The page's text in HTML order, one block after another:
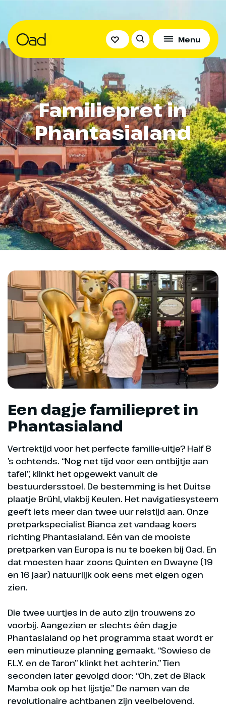
Menu
Familiepret in
Phantasialand
Een dagje familiepret in
Phantasialand
Vertrektijd voor het perfecte familie-uitje? Half 8
’s ochtends. “Nog net tijd voor een ontbijtje aan
tafel”, klinkt het opgewekt vanuit de
bestuurdersstoel. De bestemming is het Duitse
plaatje Brühl, vlakbij Keulen. Het navigatiesysteem
geeft iets meer dan twee uur reistijd aan. Onze
pretparkspecialist Bianca zet vandaag koers
richting Phantasialand. Eén van de mooiste
pretparken van Europa is nu te boeken bij Oad. En
dat moesten haar zoons Quinten en Dwayne (19
en 16 jaar) natuurlijk ook eens met eigen ogen
zien.
Die twee uurtjes in de auto zijn trouwens zo
voorbij. Aangezien er slechts één dagje
Phantasialand op het programma staat wordt er
een minutieuze planning gemaakt. “Sowieso de
F.L.Y. en de Taron” klinkt het achterin.” Tien
seconden later gevolgd door: “Oh, zet de Black
Mamba ook op het lijstje.” De namen van de
revolutionaire achtbanen zijn veelbelovend.